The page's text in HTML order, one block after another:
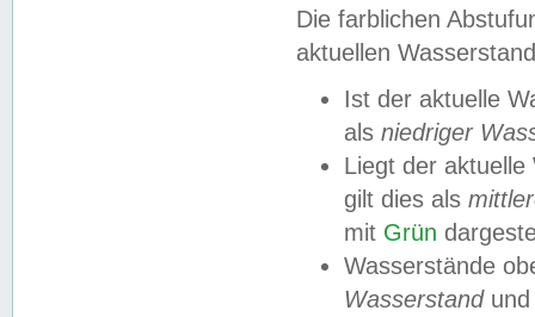
Die farblichen
aktuellen
Ist der aktuelle
als niedriger
Liegt der
gilt dies als
mit Grün
Wasserstände
Wasserstandund